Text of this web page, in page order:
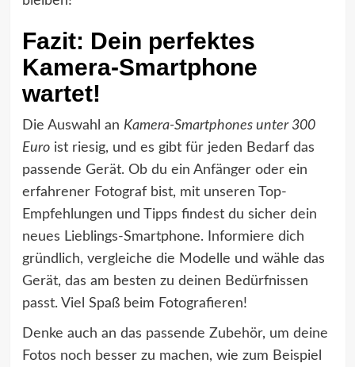
Fazit: Dein perfektes
Kamera-Smartphone
wartet!
Die Auswahl an Kamera-Smartphones unter 300
Euroist riesig, und es gibt für jeden Bedarf das
passende Gerät. Ob du ein Anfänger oder ein
erfahrener Fotograf bist, mit unseren Top-
Empfehlungen und Tipps findest du sicher dein
neues Lieblings-Smartphone. Informiere dich
gründlich, vergleiche die Modelle und wähle das
Gerät, das am besten zu deinen Bedürfnissen
passt. Viel Spaß beim Fotografieren!
Denke auch an das passende Zubehör, um deine
Fotos noch besser zu machen, wie zum Beispiel